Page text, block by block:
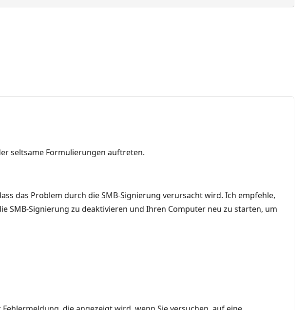
seltsame Formulierungen auftreten.
das Problem durch die SMB-Signierung verursacht wird. Ich empfehle,
SMB-Signierung zu deaktivieren und Ihren Computer neu zu starten, um